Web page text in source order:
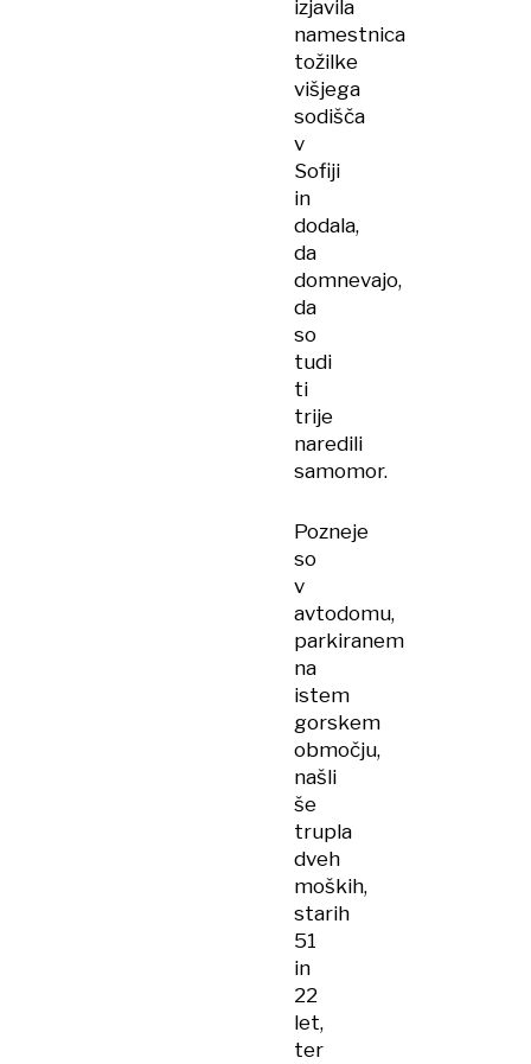
izjavila
namestnica
tožilke
višjega
sodišča
v
Sofiji
in
dodala,
da
domnevajo,
da
so
tudi
ti
trije
naredili
samomor.
Pozneje
so
v
avtodomu,
parkiranem
na
istem
gorskem
območju,
našli
še
trupla
dveh
moških,
starih
51
in
22
let,
ter